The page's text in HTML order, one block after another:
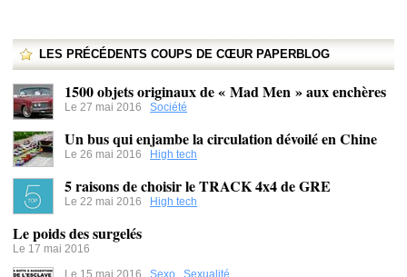
LES PRÉCÉDENTS COUPS DE CŒUR PAPERBLOG
1500 objets originaux de « Mad Men » aux enchères
Le 27 mai 2016 Société
Un bus qui enjambe la circulation dévoilé en Chine
Le 26 mai 2016 High tech
5 raisons de choisir le TRACK 4x4 de GRE
Le 22 mai 2016 High tech
Le poids des surgelés
Le 17 mai 2016
Le 15 mai 2016
Sexo Sexualité